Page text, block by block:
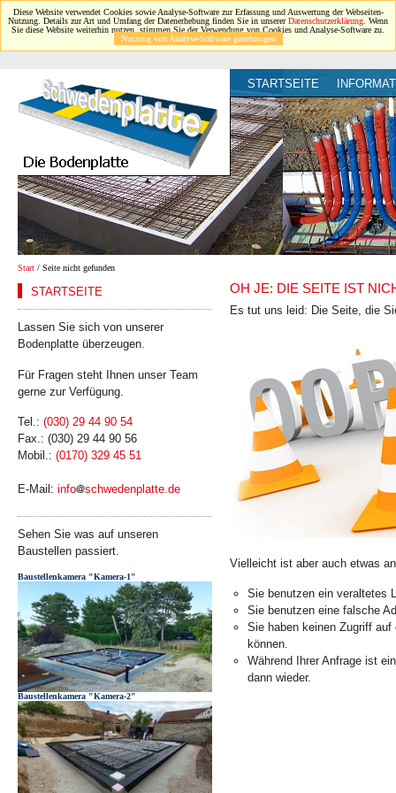
Diese Website verwendet Cookies sowie Analyse-Software zur Erfassung und Auswertung der Webseiten-
Nutzung. Details zur Art und Umfang der Datenerhebung finden Sie in unsererDatenschutzerklärung . Wenn
Sie diese Website weiterhin nutzen, stimmen Sie der Verwendung von Cookies und Analyse-Software zu.
Nutzung von Analyse-Software genehmigen
STARTSEITE
Start / Seite nicht gefunden
STARTSEITE
Lassen Sie sich von unserer
Bodenplatte überzeugen.
Für Fragen steht Ihnen unser Team
gerne zur Verfügung.
Tel.: (030) 29 44 90 54
Fax.: (030) 29 44 90 56
Mobil.: (0170) 329 45 51
E-Mail: info schwedenplatte.de
Sehen Sie was auf unseren
Baustellen passiert.
Baustellenkamera "Kamera-1"
Baustellenkamera "Kamera-2"
OH JE: DIE SEITE IST
Es tut uns leid: Die Seite, die
Vielleicht ist aber auch etwas
Sie benutzen ein veraltetes
Sie benutzen eine falsche
Sie haben keinen Zugriff
können.
Während Ihrer Anfrage ist
dann wieder.